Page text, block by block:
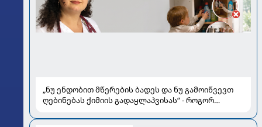
„ნუ ენდობით მწერების ბადეს და ნუ გამოიწვევთ
ღებინებას ქიმიის გადაყლაპვისას“ - როგორ
სალომე ახვლედიანის რჩევები